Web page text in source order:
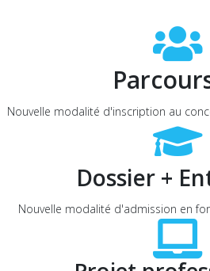
Nouvelle modalité d'inscription au
Dossier +
Nouvelle modalité d'admission en